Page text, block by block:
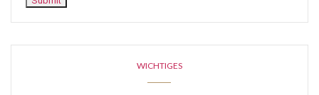
WICHTIGES